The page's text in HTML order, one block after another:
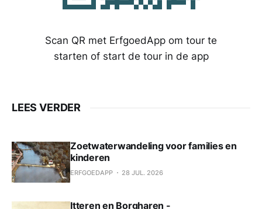
Scan QR met ErfgoedApp om tour te
starten of start de tour in de app
LEES VERDER
Zoetwaterwandeling voor families en
kinderen
ERFGOEDAPP 28 JUL. 2026
Itteren en Borgharen -